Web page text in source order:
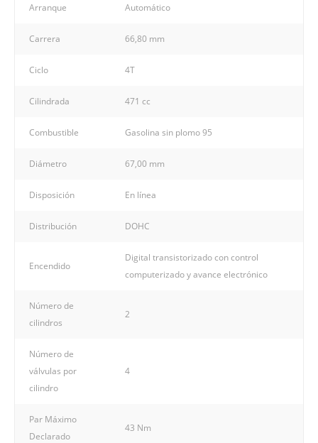
Arranque Automático
Carrera 66,80 mm
Ciclo 4T
Cilindrada 471 cc
Combustible Gasolina sin plomo 95
Diámetro 67,00 mm
Disposición En línea
Distribución DOHC
Encendido
Digital transistorizado con control
computerizado y avance electrónico
Número de
cilindros
2
Número de
válvulas por
cilindro
4
Par Máximo
Declarado
43 Nm